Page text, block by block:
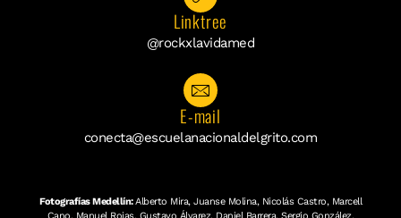
Linktree
@rockxlavidamed
E-mail
conecta@escuelanacionaldelgrito.com
Fotografías Medellín:Alberto Mira, Juanse Molina, Nicolás Castro, Marcell
Cano, Manuel Rojas, Gustavo Álvarez, Daniel Barrera, Sergio González,